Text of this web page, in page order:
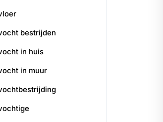
bestrijden
in huis
in muur